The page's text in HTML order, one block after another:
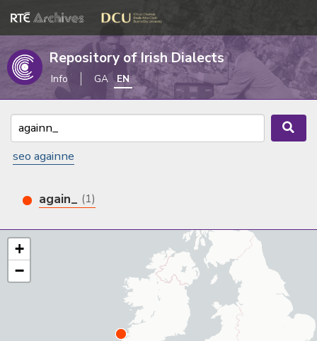
Repository of Irish Dialects
Info GA EN
seo againne
again_ (1)
+
−